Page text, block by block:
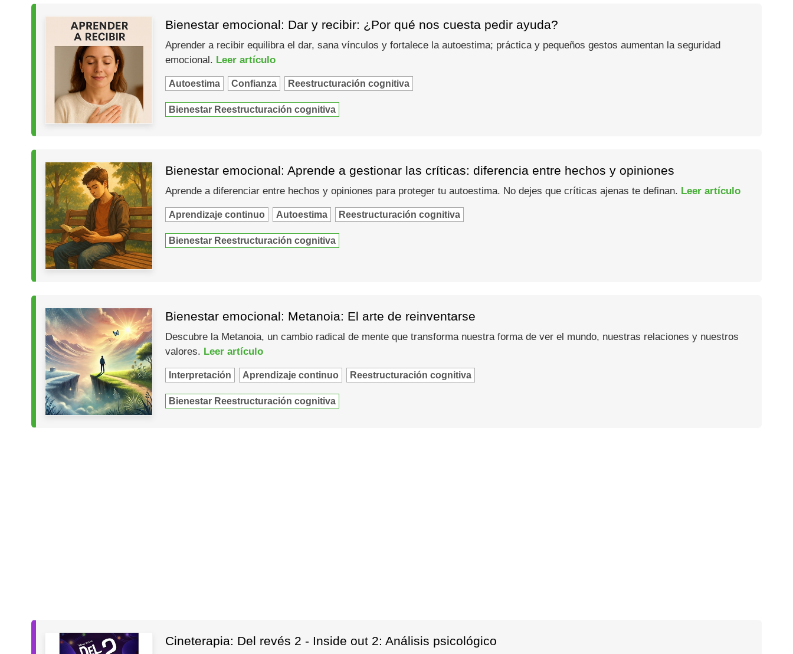
Bienestar emocional: Dar y recibir: ¿Por qué nos cuesta pedir ayuda?
Aprender a recibir equilibra el dar, sana vínculos y fortalece la autoestima; práctica y pequeños gestos aumentan la seguridad
emocional. Leer artículo
Autoestima Confianza Reestructuración cognitiva
Bienestar Reestructuración cognitiva
Bienestar emocional: Aprende a gestionar las críticas: diferencia entre hechos y opiniones
Aprende a diferenciar entre hechos y opiniones para proteger tu autoestima. No dejes que críticas ajenas te definan. Leer artículo
Aprendizaje continuo Autoestima Reestructuración cognitiva
Bienestar Reestructuración cognitiva
Bienestar emocional: Metanoia: El arte de reinventarse
Descubre la Metanoia, un cambio radical de mente que transforma nuestra forma de ver el mundo, nuestras relaciones y nuestros
valores. Leer artículo
Interpretación Aprendizaje continuo Reestructuración cognitiva
Bienestar Reestructuración cognitiva
Cineterapia: Del revés 2 - Inside out 2: Análisis psicológico